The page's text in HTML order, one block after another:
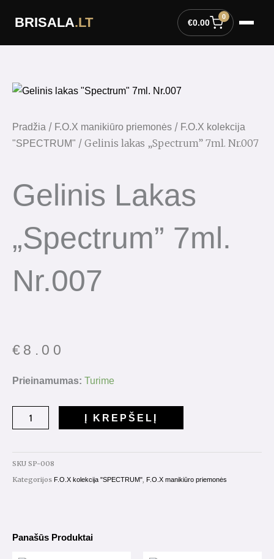
BRISALA.LT €0.00
0
Pradžia / F.O.X manikiūro priemonės / F.O.X kolekcija
"SPECTRUM" / Gelinis lakas „Spectrum” 7ml. Nr.007
Gelinis Lakas
„Spectrum” 7ml.
Nr.007
€ 8.00
Prieinamumas: Turime
produkto
lakas
7ml.
Nr.007
Į KREPŠELĮ
SKU SP-008
Kategorijos F.O.X kolekcija "SPECTRUM", F.O.X manikiūro priemonės
Panašūs Produktai